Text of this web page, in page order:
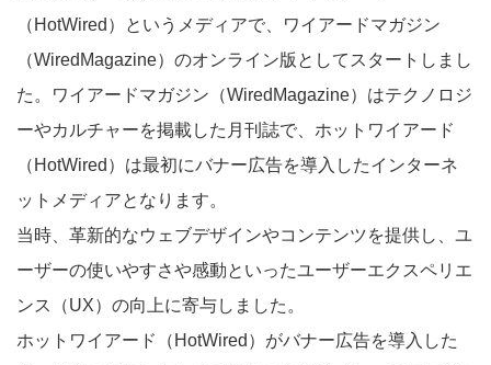
（HotWired）というメディアで、ワイアードマガジン
（WiredMagazine）のオンライン版としてスタートしまし
た。ワイアードマガジン（WiredMagazine）はテクノロジ
ーやカルチャーを掲載した月刊誌で、ホットワイアード
（HotWired）は最初にバナー広告を導入したインターネ
ットメディアとなります。
当時、革新的なウェブデザインやコンテンツを提供し、ユ
ーザーの使いやすさや感動といったユーザーエクスペリエ
ンス（UX）の向上に寄与しました。
ホットワイアード（HotWired）がバナー広告を導入した